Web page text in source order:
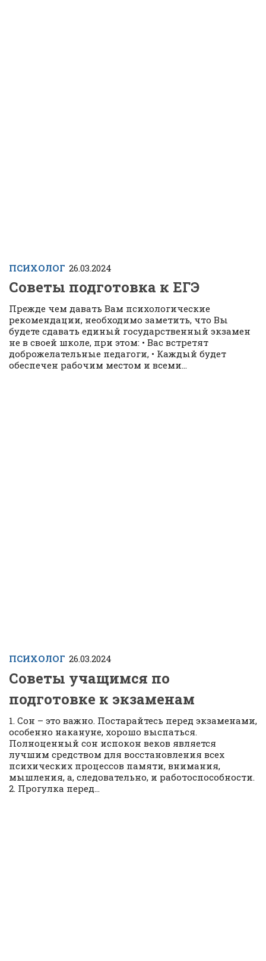
ПСИХОЛОГ 26.03.2024
Советы подготовка к ЕГЭ
Прежде чем давать Вам психологические
рекомендации, необходимо заметить, что Вы
будете сдавать единый государственный экзамен
не в своей школе, при этом: • Вас встретят
доброжелательные педагоги, • Каждый будет
обеспечен рабочим местом и всеми...
ПСИХОЛОГ 26.03.2024
Советы учащимся по
подготовке к экзаменам
1. Сон – это важно. Постарайтесь перед экзаменами,
особенно накануне, хорошо выспаться.
Полноценный сон испокон веков является
лучшим средством для восстановления всех
психических процессов памяти, внимания,
мышления, а, следовательно, и работоспособности.
2. Прогулка перед...